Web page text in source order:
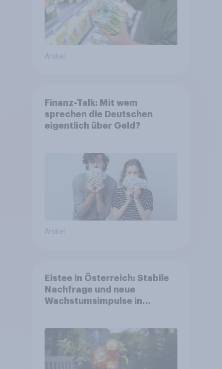
Artikel
Finanz-Talk: Mit wem
sprechen die Deutschen
eigentlich über Geld?
Artikel
Eistee in Österreich: Stabile
Nachfrage und neue
Wachstumsimpulse in